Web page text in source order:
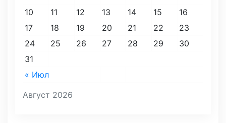
Август 2026
« Июл
10
11 12 13 14 15
16
17
18 19 20 21 22
23
24
25 26 27 28 29
30
31